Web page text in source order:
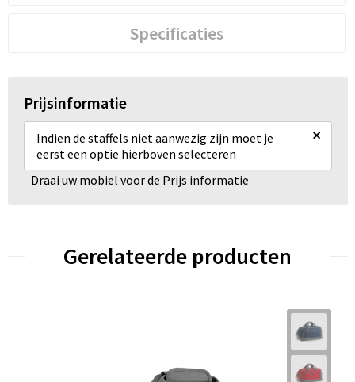
Specificaties
Prijsinformatie
Indien de staffels niet aanwezig zijn moet je
eerst een optie hierboven selecteren
×
Draai uw mobiel voor de Prijs informatie
Gerelateerde producten